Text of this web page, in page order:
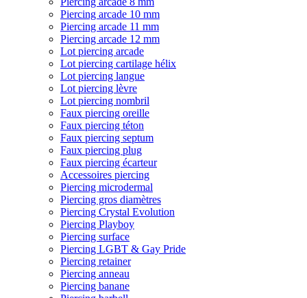
Piercing arcade 10 mm
Piercing arcade 11 mm
Piercing arcade 12 mm
Lot piercing arcade
Lot piercing cartilage hélix
Lot piercing langue
Lot piercing lèvre
Lot piercing nombril
Faux piercing oreille
Faux piercing téton
Faux piercing septum
Faux piercing plug
Faux piercing écarteur
Accessoires piercing
Piercing microdermal
Piercing gros diamètres
Piercing Crystal Evolution
Piercing Playboy
Piercing surface
Piercing LGBT & Gay Pride
Piercing retainer
Piercing anneau
Piercing banane